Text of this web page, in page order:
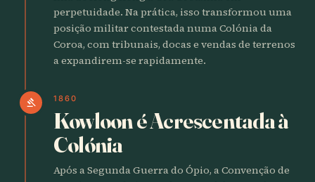
perpetuidade. Na prática, isso transformou uma
posição militar contestada numa Colónia da
Coroa, com tribunais, docas e vendas de terrenos
a expandirem-se rapidamente.
gavel 1860
Kowloon é Acrescentada à
Colónia
Após a Segunda Guerra do Ópio, a Convenção de